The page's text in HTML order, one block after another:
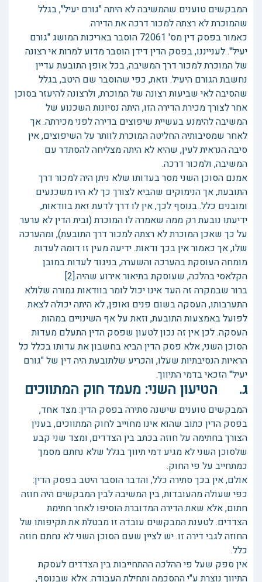
המבקשים טוענים שהמשיבה לא היתה "גורם יעיל", בגלל
שהמוכרת לא רצתה למכור דרכה את הדירה.
כאמור בפסק דין מס' 72061 הוסבר באריכות המושג "גורם
יעיל". לענייננו, בפסק הדין דידן הוסבר מדוע למרות אי רצונה
של המוכרת למכור דרך המשיבה, בכל אופן התובעת עדיין
נחשבת הגורם היעיל. וזאת, כפי שהוסבר שם היטב, בגלל
שהסיבה לאי שביעות רצונה של המוכרת, ולרצונה להיעזר בסוכן
אחר לצורך מכירת הדירה הזו, היתה נסיונות השכנוע של
המשיבה להימנע בעשיית שיפוצים בדירה לפני מכירתה. אך
לאחר שמסיבותיה החליטה המוכרת לוותר על השיפוצים, אין
סיבה הנראית לעין, שהיא לא היתה מצליחה להסתדר עם
המשיבה, ולמכור דרכה.
אמנם הסוכן השני מסר בעדותו שלא ניתן היה למכור דרך
התובעת, אך הנימוקים שהביא לצורך כך לא היו משכנעים
ומובנים כלל. בנוסף לכך, אין לו דרך לדעת זאת בוודאות,
ידיעתו נובעת רק ממה שאמרה לו המוכרת (ובית הדין לא ערער
על כך שאכן המוכרת לא רצתה למכור דרך התובעת), ומהערכה
שלו, אך כאמור אין בכך ודאות. ידיעה מעין זו דומה לעדות
מומחה העוסקת בהערכה והשערה, בניגוד לעדות במובן
הקלאסי בהלכה, שעוסקת בתיאור אירוע שהיה.[2]
ברור שבמקרה זה העד אינו יכול לומר בוודאות גמורה שלולא
התערבותו, העסקה בשום פנים ואופן, לא היתה יכולה לצאת
לפועל באמצעות התובעת, וזאת על אף השינויים במהות
העסקה. לכן אין זה נכון לטעון שפסק הדין התעלם מעדות
הסוכן השני, אלא פסק הדין הביא בחשבון את עדותו בכלל כל
הראיות הנסיבתיות שעלו, והכריע שלתובעת היה דין של "גורם
יעיל" הזכאי בדמי התיווך.
ג. הטיעון השני: מעמד חוק המתווכים
המבקשים טוענים שישנה סתירה בפסק הדין: מצד אחד,
בפסק הדין כתוב שהוא אינו מחוייב לחוק המתווכים, בענין
הצורך בחתימה על חוזה בכתב בין הצדדים, ומצד שני קבע
שלסוכן השני לא מגיע דמי תיווך בגלל שלא נחתם מסמך
כמתחייב על פי החוק.
אולם, אין בכך סתירה כלל, והדבר הוסבר היטב בפסק הדין:
כפי שעולה מהעובדות, בין המשיבה לבין המבקשים היה חוזה
חתום, אלא שאת הדירה המדוברת הוסיפו לאחר חתימת
הצדדים. לטענת המבקשים עובדה זו מבטלת את תקיפותו של
החוזה לגבי דירה זו. יש לציין שעם הסוכן השני לא נחתם חוזה
כלל.
אין ספק שעל פי ההלכה ההתחייבות בין הצדדים לעסקת
התיווך נוצרת ע"י ההסכמה ותחילת העבודה. אלא שבנוסף,